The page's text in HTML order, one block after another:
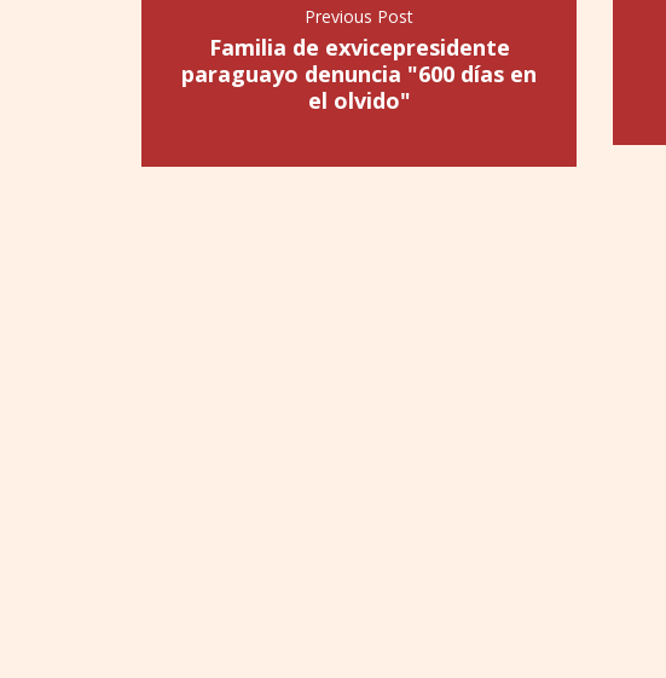
Previous Post
Familia de exvicepresidente
paraguayo denuncia "600 días en
el olvido"